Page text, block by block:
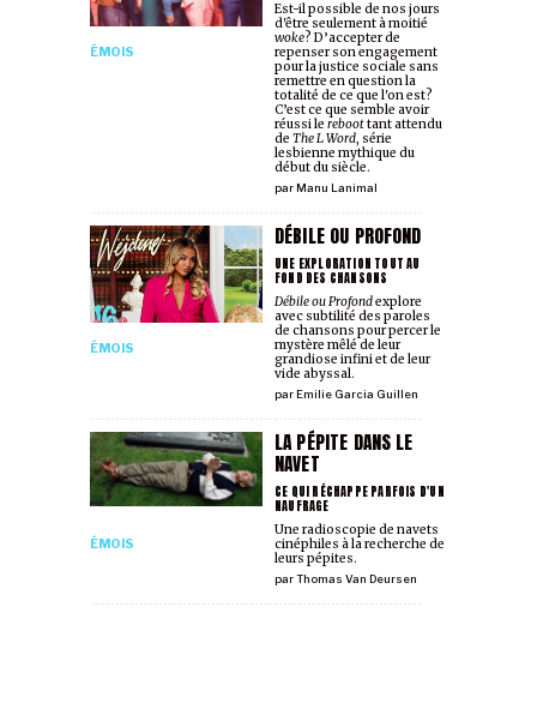
ÉMOIS
par Manu Lanimal
Est-il possible de nos jours
d'être seulement à moitié
woke? D’accepter de
repenser son engagement
pour la justice sociale sans
remettre en question la
totalité de ce que l'on est?
C’est ce que semble avoir
réussi le reboottant attendu
de The L Word, série
lesbienne mythique du
début du siècle.
DÉBILE OU PROFOND
UNE EXPLORATION TOUT AU
FOND DES CHANSONS
ÉMOIS
par Emilie Garcia Guillen
Débile ou Profondexplore
avec subtilité des paroles
de chansons pour percer le
mystère mêlé de leur
grandiose infini et de leur
vide abyssal.
LA PÉPITE DANS LE
NAVET
CE QUI RÉCHAPPE PARFOIS D'UN
NAUFRAGE
ÉMOIS
parThomas Van Deursen
Une radioscopie de navets
cinéphiles à la recherche de
leurs pépites.